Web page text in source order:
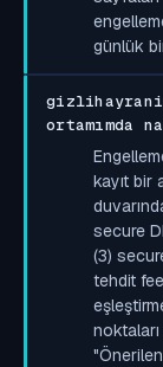
günlük
ortamımda
kayıt bir
secure
(3)
tehdit